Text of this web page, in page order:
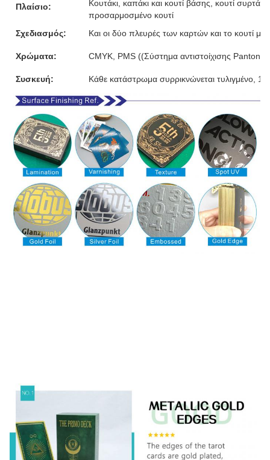
Πλαίσιο:
Κουτάκι, καπάκι και κουτί βάσης, κουτί
προσαρμοσμένο κουτί
Σχεδιασμός:
Και οι δύο πλευρές των καρτών και το κουτί
Χρώματα: CMYK, PMS ((Σύστημα αντιστοίχισης Pantone)
Συσκευή: Κάθε κατάστρωμα συρρικνώνεται τυλιγμένο,